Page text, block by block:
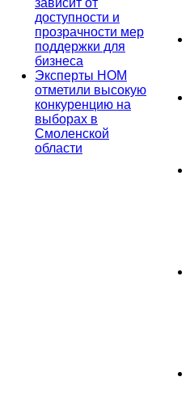
зависит от
доступности и
прозрачности мер
поддержки для
бизнеса
Эксперты НОМ
отметили высокую
конкуренцию на
выборах в
Смоленской
области